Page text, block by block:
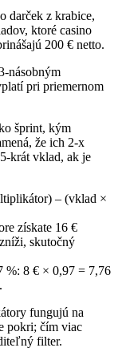
darček z krabice,
ktoré casino
200 € netto.
pri priemernom
šprint, kým
že ich 2‑x
vklad, ak je
– (vklad ×
získate 16 €
skutočný
%: 8 € × 0,97 = 7,76
fungujú na
pokri; čím viac
filter.